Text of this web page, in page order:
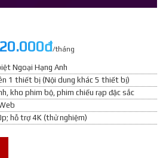
/tháng
Ngoại Hạng Anh
1 thiết bị (Nội dung khác 5 thiết bị)
kho phim bộ, phim chiếu rạp đặc sắc
hỗ trợ 4K (thử nghiệm)